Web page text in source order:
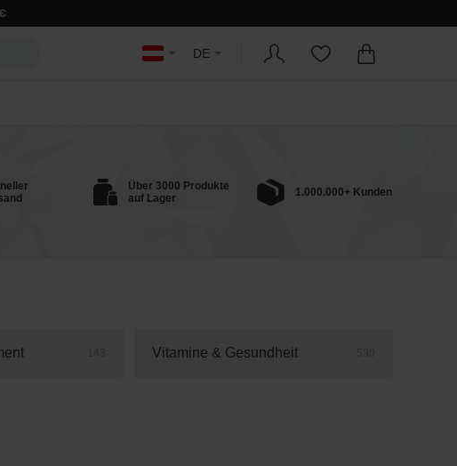
DE
Über 3000 Produkte
auf Lager
1.000.000+ Kunden
Vitamine & Gesundheit